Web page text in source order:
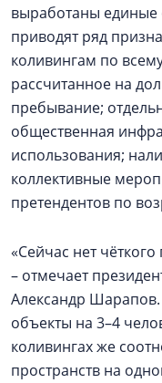
выработаны единые
приводят ряд
коливингам по
рассчитанное на
пребывание;
общественная
использования;
коллективные
претендентов по
«Сейчас нет
– отмечает
Александр
объекты на 3–4
коливингах же
пространств на